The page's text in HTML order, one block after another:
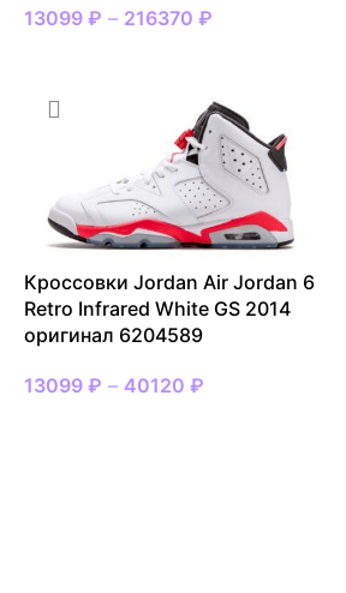
13099₽ – 216370₽
Кроссовки Jordan Air Jordan 6
Retro Infrared White GS 2014
оригинал 6204589
13099₽ – 40120₽